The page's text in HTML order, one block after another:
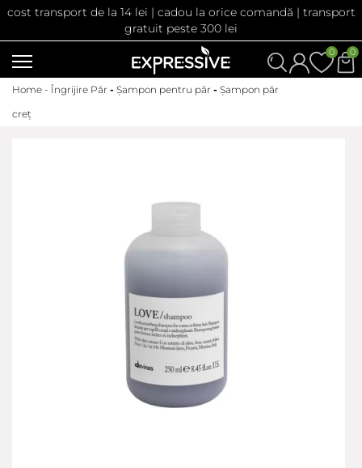
cost transport de la 14 lei | cadou la orice comandă | transport
gratuit peste 300 lei
0
0
Home - Îngrijire Păr - Șampon pentru păr - Șampon păr
creț